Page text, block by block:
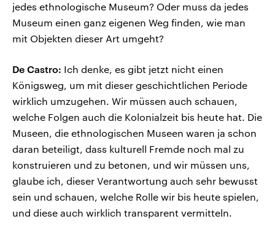
jedes ethnologische Museum? Oder muss da jedes
Museum einen ganz eigenen Weg finden, wie man
mit Objekten dieser Art umgeht?
De Castro: Ich denke, es gibt jetzt nicht einen
Königsweg, um mit dieser geschichtlichen Periode
wirklich umzugehen. Wir müssen auch schauen,
welche Folgen auch die Kolonialzeit bis heute hat. Die
Museen, die ethnologischen Museen waren ja schon
daran beteiligt, dass kulturell Fremde noch mal zu
konstruieren und zu betonen, und wir müssen uns,
glaube ich, dieser Verantwortung auch sehr bewusst
sein und schauen, welche Rolle wir bis heute spielen,
und diese auch wirklich transparent vermitteln.